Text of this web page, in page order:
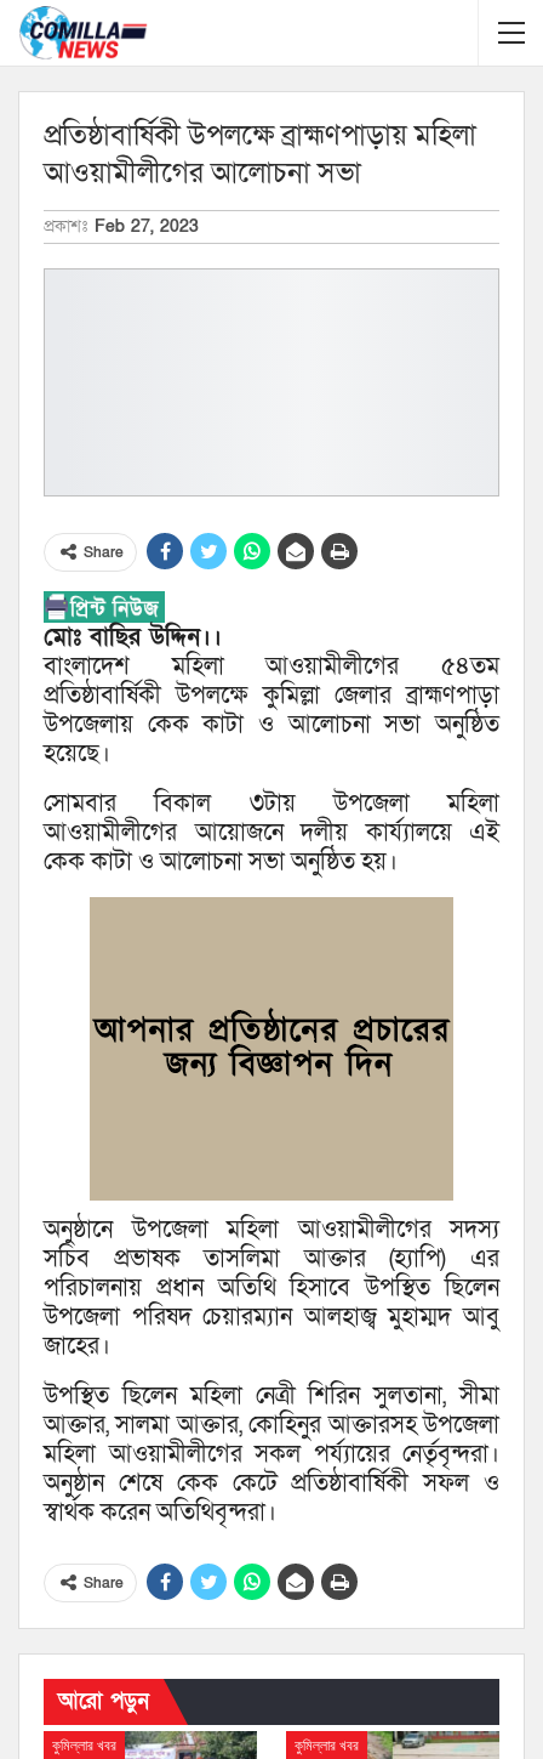
প্রতিষ্ঠাবার্ষিকী উপলক্ষে ব্রাহ্মণপাড়ায় মহিলা
আওয়ামীলীগের আলোচনা সভা
প্রকাশঃ Feb 27, 2023
Share
মোঃ বাছির উদ্দিন।।
বাংলাদেশ মহিলা আওয়ামীলীগের ৫৪তম
প্রতিষ্ঠাবার্ষিকী উপলক্ষে কুমিল্লা জেলার ব্রাহ্মণপাড়া
উপজেলায় কেক কাটা ও আলোচনা সভা অনুষ্ঠিত
হয়েছে।
সোমবার বিকাল ৩টায় উপজেলা মহিলা
আওয়ামীলীগের আয়োজনে দলীয় কার্য্যালয়ে এই
কেক কাটা ও আলোচনা সভা অনুষ্ঠিত হয়।
অনুষ্ঠানে উপজেলা মহিলা আওয়ামীলীগের সদস্য
সচিব প্রভাষক তাসলিমা আক্তার (হ্যাপি) এর
পরিচালনায় প্রধান অতিথি হিসাবে উপস্থিত ছিলেন
উপজেলা পরিষদ চেয়ারম্যান আলহাজ্ব মুহাম্মদ আবু
জাহের।
উপস্থিত ছিলেন মহিলা নেত্রী শিরিন সুলতানা, সীমা
আক্তার, সালমা আক্তার, কোহিনুর আক্তারসহ উপজেলা
মহিলা আওয়ামীলীগের সকল পর্য্যায়ের নের্তৃবৃন্দরা।
অনুষ্ঠান শেষে কেক কেটে প্রতিষ্ঠাবার্ষিকী সফল ও
স্বার্থক করেন অতিথিবৃন্দরা।
Share
আরো পড়ুন
কুমিল্লার খবর কুমিল্লার খবর